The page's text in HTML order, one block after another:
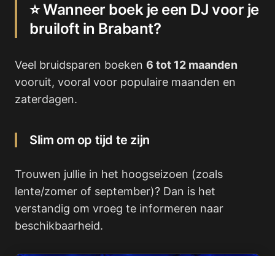
⭐ Wanneer boek je een DJ voor je
bruiloft in Brabant?
Veel bruidsparen boeken 6 tot 12 maanden
vooruit, vooral voor populaire maanden en
zaterdagen.
Slim om op tijd te zijn
Trouwen jullie in het hoogseizoen (zoals
lente/zomer of september)? Dan is het
verstandig om vroeg te informeren naar
beschikbaarheid.